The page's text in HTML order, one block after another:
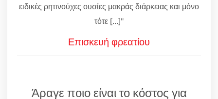
ειδικές ρητινούχες ουσίες μακράς διάρκειας και μόνο
τότε [...]"
Επισκευή φρεατίου
Άραγε ποιο είναι το κόστος για